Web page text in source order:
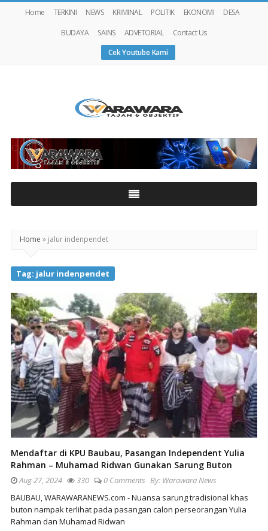
Home TERKINI NEWS KRIMINAL POLITIK EKONOMI
DESA
BUDAYA
SAINS ADVETORIAL
Contact Us
Cek Youtube Kami
Warawaranews
Home » jalur indenpendet
Tag: jalur indenpendet
Mendaftar di KPU Baubau, Pasangan Independent Yulia
Rahman – Muhamad Ridwan Gunakan Sarung Buton
Aug 27, 2024 330 0 Comments By: Warawara News
BAUBAU, WARAWARANEWS.com - Nuansa sarung tradisional khas
buton nampak terlihat pada pasangan calon perseorangan Yulia
Rahman dan Muhamad Ridwan